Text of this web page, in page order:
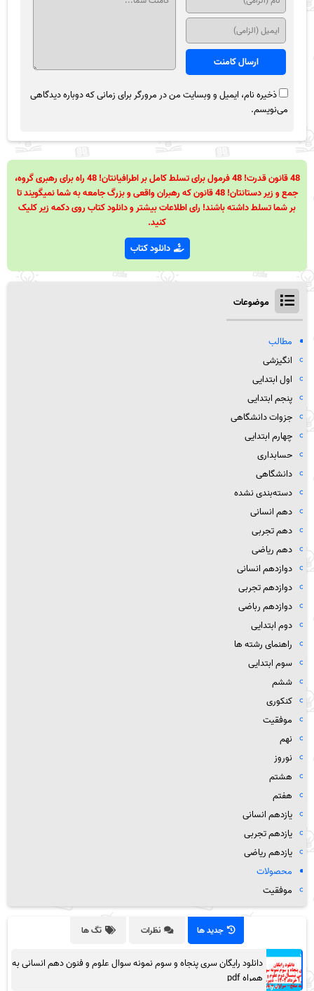
ذخیره نام، ایمیل و وبسایت من در مرورگر برای زمانی که دوباره دیدگاهی
می‌نویسم.
48 قانون قدرت! 48 فرمول برای تسلط کامل بر اطرافیانتان! 48 راه برای رهبری گروه،
جمع و زیر دستانتان! 48 قانون که رهبران واقعی و بزرگ جامعه به شما نمیگویند تا
بر شما تسلط داشته باشند! رای اطلاعات بیشتر و دانلود کتاب روی دکمه زیر کلیک
کنید.
دانلود کتاب
موضوعات
مطالب
انگیزشی
اول ابتدایی
پنجم ابتدایی
جزوات دانشگاهی
چهارم ابتدایی
حسابداری
دانشگاهی
دسته‌بندی نشده
دهم انسانی
دهم تجربی
دهم ریاضی
دوازدهم انسانی
دوازدهم تجربی
دوازدهم رباضی
دوم ابتدایی
راهنمای رشته ها
سوم ابتدایی
ششم
کنکوری
موفقیت
نهم
نوروز
هشتم
هفتم
یازدهم انسانی
یازدهم تجربی
یازدهم ریاضی
محصولات
موفقیت
جدید ها نظرات تگ ها
دانلود رایگان سری پنجاه و سوم نمونه سوال علوم و فنون دهم انسانی به
همراه pdf